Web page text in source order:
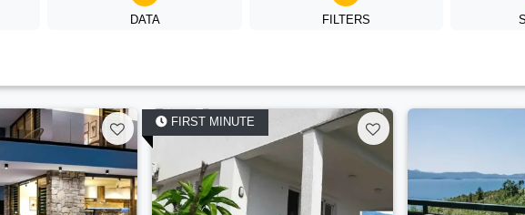
DATA FILTERS
FIRST MINUTE